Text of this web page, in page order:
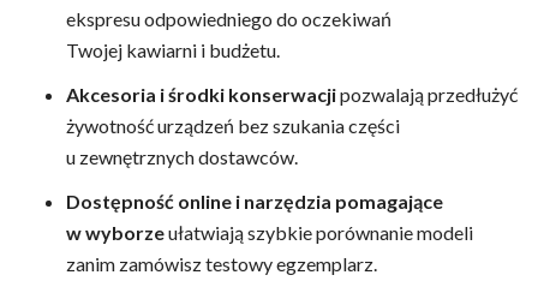
ekspresu odpowiedniego do oczekiwań
Twojej kawiarni i budżetu.
Akcesoria i środki konserwacjipozwalają przedłużyć
żywotność urządzeń bez szukania części
u zewnętrznych dostawców.
Dostępność online i narzędzia pomagające
w wyborzeułatwiają szybkie porównanie modeli
zanim zamówisz testowy egzemplarz.